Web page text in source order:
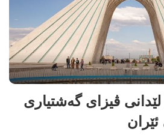
ڤیزای گەشتیاری